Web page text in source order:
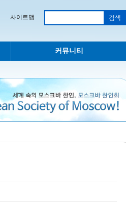
사이트맵
커뮤니티